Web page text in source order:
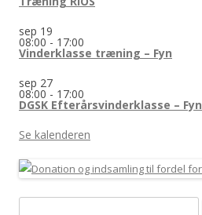
sep 19
08:00 - 17:00
Vinderklasse træning – Fyn
sep 27
08:00 - 17:00
DGSK Efterårsvinderklasse – Fyn
Se kalenderen